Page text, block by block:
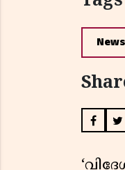
News